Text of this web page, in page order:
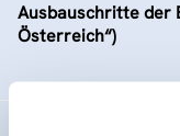
Ausbauschritte der
Österreich“)